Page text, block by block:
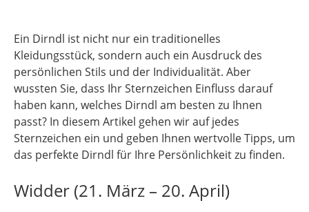
Ein Dirndl ist nicht nur ein traditionelles
Kleidungsstück, sondern auch ein Ausdruck des
persönlichen Stils und der Individualität. Aber
wussten Sie, dass Ihr Sternzeichen Einfluss darauf
haben kann, welches Dirndl am besten zu Ihnen
passt? In diesem Artikel gehen wir auf jedes
Sternzeichen ein und geben Ihnen wertvolle Tipps, um
das perfekte Dirndl für Ihre Persönlichkeit zu finden.
Widder (21. März – 20. April)